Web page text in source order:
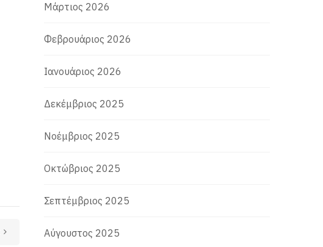
Μάρτιος 2026
Φεβρουάριος 2026
Ιανουάριος 2026
Δεκέμβριος 2025
Νοέμβριος 2025
Οκτώβριος 2025
Σεπτέμβριος 2025
Αύγουστος 2025